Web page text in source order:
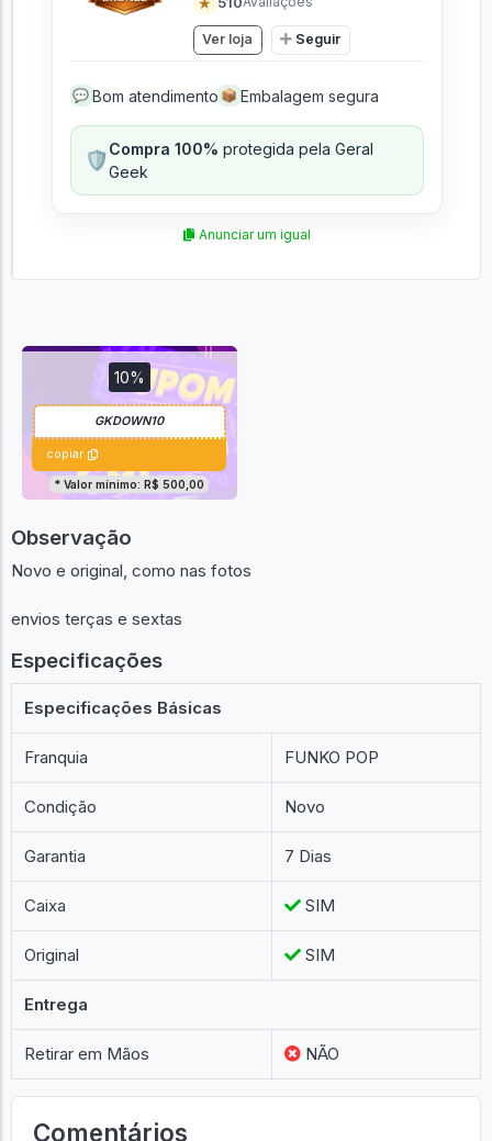
Ver loja Seguir
💬 Bom atendimento 📦 Embalagem segura
🛡️Compra 100% protegida pela Geral
Geek
Anunciar um igual
10%
copiar
* Valor mínimo: R$ 500,00
Observação
Novo e original, como nas fotos
envios terças e sextas
Especificações
Especificações Básicas
Franquia FUNKO POP
Condição Novo
Garantia 7 Dias
Caixa SIM
Original SIM
Entrega
Retirar em Mãos NÃO
Comentários